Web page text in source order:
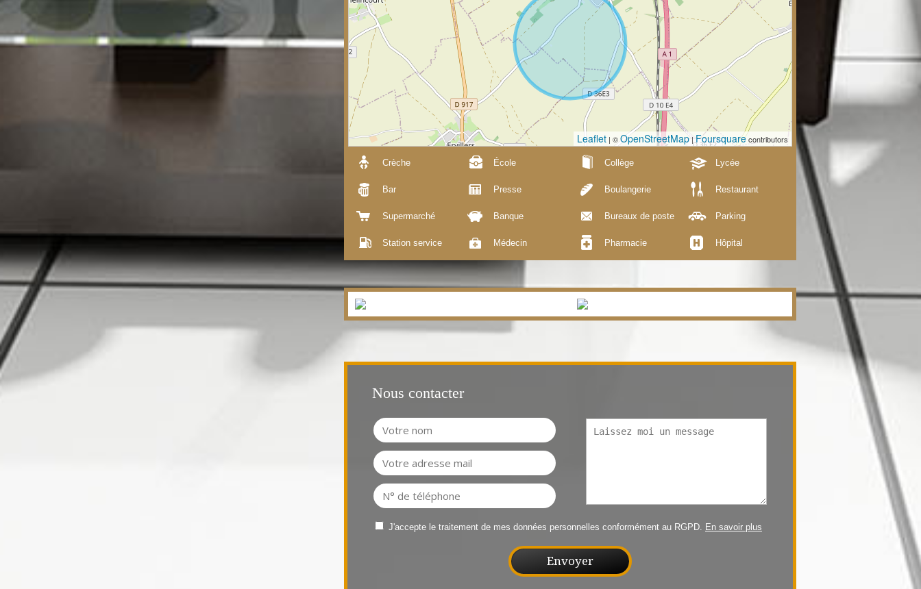
Leaflet | ©OpenStreetMap | Foursquarecontributors
Crèche École Collège Lycée
Bar Presse Boulangerie Restaurant
Supermarché Banque Bureaux de poste Parking
Station service Médecin Pharmacie Hôpital
Nous contacter
J'accepte le traitement de mes données personnelles conformément au RGPD. En savoir plus